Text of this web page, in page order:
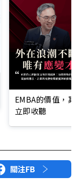
EMBA的價值，
立即收聽
關注FB